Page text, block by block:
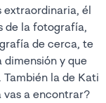
él
de la fotografía,
de cerca, te
dimensión y que
También la de Kati
vas a encontrar?